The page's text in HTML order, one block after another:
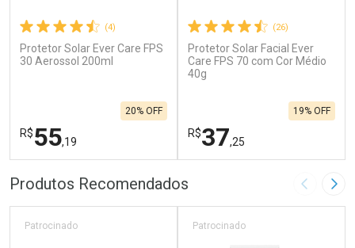
(4)
Protetor Solar Ever Care FPS
30 Aerossol 200ml
R$55,19
20% OFF
FECHAR
Laboratório
FECHAR
Por Menos
(26)
Protetor Solar Facial Ever
Care FPS 70 com Cor Médio
40g
R$37,25
19% OFF
Laboratório
Por Menos
Produtos Recomendados Imagem
Patrocinado Patrocinado